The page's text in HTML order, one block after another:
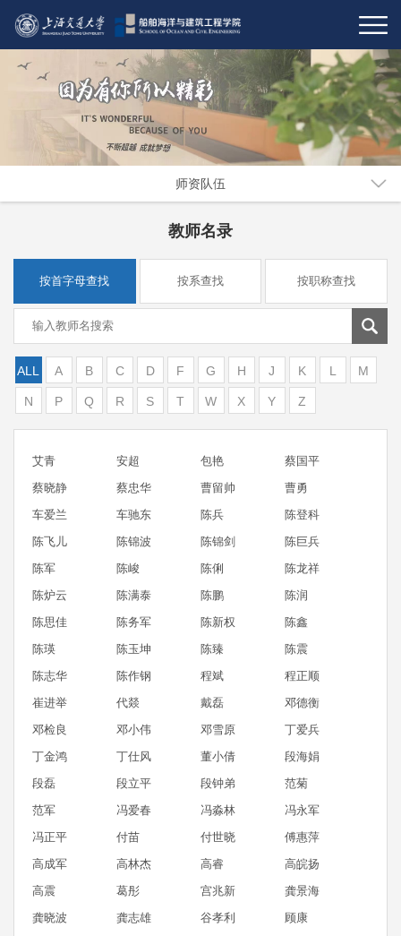
师资队伍
教师名录
按首字母查找 按系查找 按职称查找
ALL A B C D F G H J K L M
N P Q R S T W X Y Z
艾青 安超 包艳
蔡国平
蔡晓静
蔡忠华 曹留帅
曹勇
车爱兰
车驰东 陈兵
陈登科
陈飞儿
陈锦波 陈锦剑
陈巨兵
陈军
陈峻 陈俐
陈龙祥
陈炉云
陈满泰 陈鹏
陈润
陈思佳
陈务军 陈新权
陈鑫
陈瑛
陈玉坤 陈臻
陈震
陈志华
陈作钢 程斌
程正顺
崔进举
代燚 戴磊
邓德衡
邓检良
邓小伟 邓雪原
丁爱兵
丁金鸿
丁仕风 董小倩
段海娟
段磊
段立平 段钟弟
范菊
范军
冯爱春 冯淼林
冯永军
冯正平
付苗 付世晓
傅惠萍
高成军
高林杰 高睿
高皖扬
高震
葛彤 宫兆新
龚景海
龚晓波
龚志雄 谷孝利
顾康